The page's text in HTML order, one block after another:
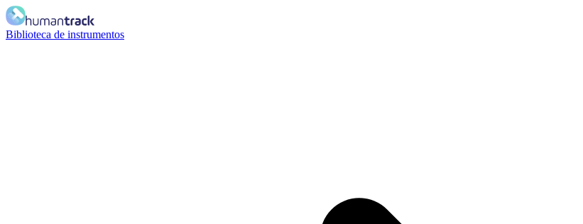
Biblioteca de instrumentos